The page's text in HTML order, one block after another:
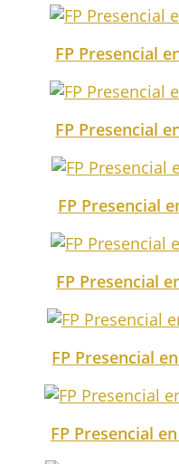
FP Presencial
FP Presencial
FP Presencial
FP Presencial
FP Presencial
FP Presencial